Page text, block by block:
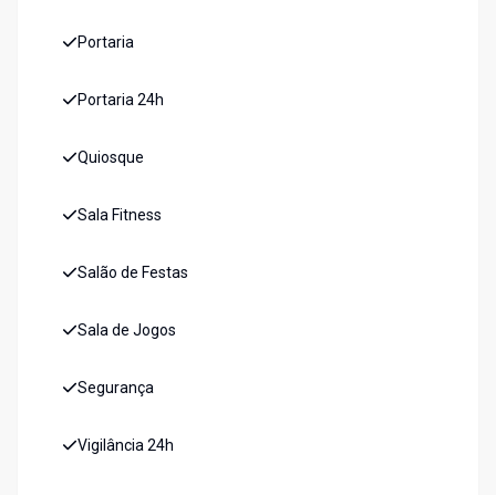
Portaria
Portaria 24h
Quiosque
Sala Fitness
Salão de Festas
Sala de Jogos
Segurança
Vigilância 24h